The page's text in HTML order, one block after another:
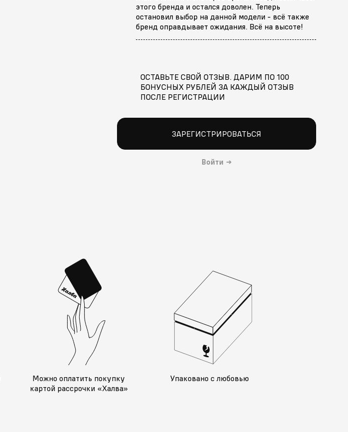
этого бренда и остался доволен. Теперь
остановил выбор на данной модели - всё также
бренд оправдывает ожидания. Всё на высоте!
ОСТАВЬТЕ СВОЙ ОТЗЫВ. ДАРИМ ПО 100
БОНУСНЫХ РУБЛЕЙ ЗА КАЖДЫЙ ОТЗЫВ
ПОСЛЕ РЕГИСТРАЦИИ
ЗАРЕГИСТРИРОВАТЬСЯ
Войти →
Можно оплатить покупку
картой рассрочки «Халва»
Упаковано с любовью